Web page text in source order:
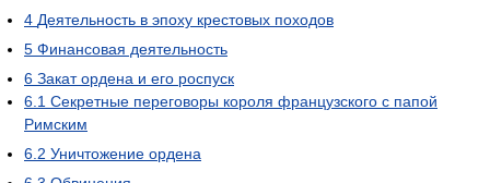
4 Деятельность в эпоху крестовых походов
5 Финансовая деятельность
6 Закат ордена и его роспуск
6.1 Секретные переговоры короля французского с папой
Римским
6.2 Уничтожение ордена